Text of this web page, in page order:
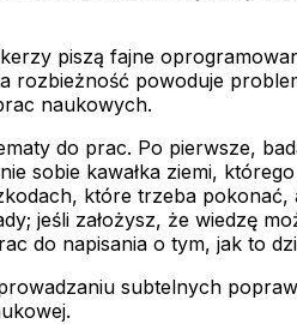
piszą fajne
rozbieżność powoduje
naukowych.
do prac. Po pierwsze,
sobie kawałka ziemi,
które trzeba
jeśli założysz, że
do napisania o tym, jak to
subtelnych